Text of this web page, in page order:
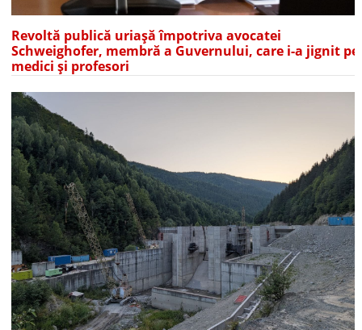
Revoltă publică uriașă împotriva avocatei
Schweighofer, membră a Guvernului, care i-a jignit pe
medici și profesori